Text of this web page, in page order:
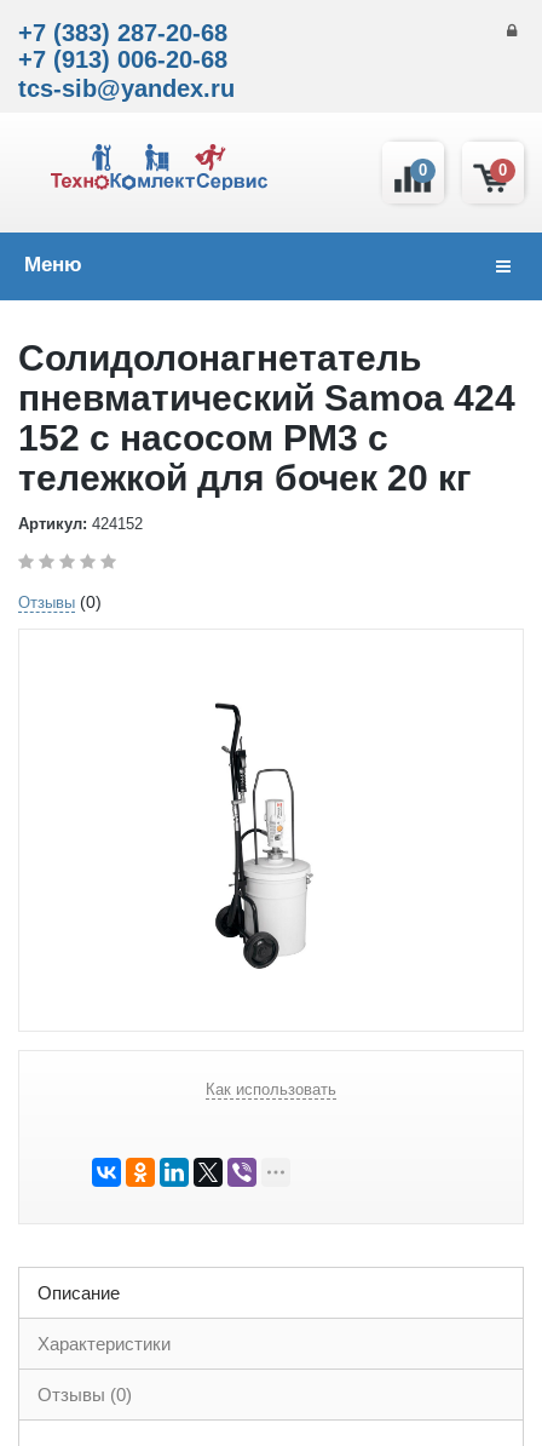
+7 (383) 287-20-68
+7 (913) 006-20-68
tcs-sib@yandex.ru
0
0
Меню
Солидолонагнетатель
пневматический Samoa 424
152 с насосом PM3 с
тележкой для бочек 20 кг
Артикул: 424152
Отзывы (0)
Как использовать
Описание
Характеристики
Отзывы (0)